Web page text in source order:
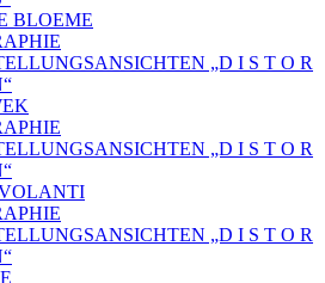
BLOEME
„D I S T O R
„D I S T O R
„D I S T O R